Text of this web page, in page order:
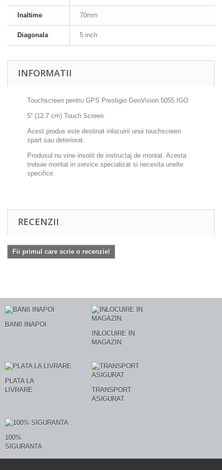
Inaltime 70mm
Diagonala 5 inch
INFORMATII
Touchscreen pentru GPS Prestigio GeoVision 5055 IGO
5'' (12.7 cm) Touch Screen .
Acest produs este destinat inlocuirii unui touchscreen
spart sau deteriorat.
Produsul nu vine insotit de instructaj de montat. Acesta
trebuie montat in service specializat si necesita unelte
specifice.
RECENZII
Fii primul care scrie o recenzie!
BANII INAPOI
INLOCUIRE IN
MAGAZIN
PLATA LA
LIVRARE
TRANSPORT
ASIGURAT
100%
SIGURANTA